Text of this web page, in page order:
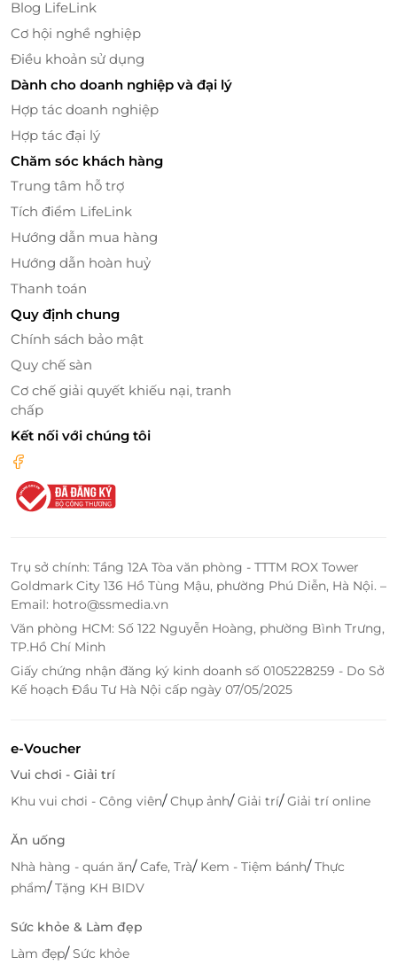
Phòng tắm đứng hiện đại, tiện nghi cùng hệ thống
vòi sen cao cấp giúp du khách thư giãn tuyệt đối,
xua tan mọi mệt mỏi. Tất cả được chăm chút tỉ mỉ để
mang đến trải nghiệm nghỉ dưỡng trọn vẹn và đẳng
cấp nhất.
Tiện ích ấn tượng – Đỉnh cao của nghỉ dưỡng 4
sao
Làkhách sạn 4 sao đầu tiên và cao nhất tại thị trấn
Bể bơi nước mặn bốn mùa đầu tiên và duy
nhất tại Mộc Châu
trong làn nước ấm áp, ngắm nhìn khung cảnh
núi rừng hùng vĩ qua những ô cửa kính trong
suốt.
Nhà hàng Lá Chàm mang đến hành trình ẩm
Lobby Bar và Pha Luông Sky Bar
hoàn hảo để nhâm nhi ly cocktail mát lạnh, thả
hồn giữa không gian mây trời bảng lảng của cao
Mọi chi tiết – từ phong cách phục vụ chuyên nghiệp
đến không gian ấm cúng – đều được quản lý bởi
Viet Orient Hospitality
dịch vụ đạt chuẩn quốc tế.
Blog LifeLink
Cơ hội nghề nghiệp
Điều khoản sử dụng
Dành cho doanh nghiệp và đại lý
Hợp tác doanh nghiệp
Hợp tác đại lý
Chăm sóc khách hàng
Trung tâm hỗ trợ
Tích điểm LifeLink
Hướng dẫn mua hàng
Hướng dẫn hoàn huỷ
Thanh toán
Quy định chung
Chính sách bảo mật
Quy chế sàn
Cơ chế giải quyết khiếu nại, tranh
chấp
Kết nối với chúng tôi
Trụ sở chính: Tầng 12A Tòa văn phòng - TTTM ROX Tower
Goldmark City 136 Hồ Tùng Mậu, phường Phú Diễn, Hà Nội. –
Email: hotro@ssmedia.vn
Văn phòng HCM: Số 122 Nguyễn Hoàng, phường Bình Trưng,
TP.Hồ Chí Minh
Giấy chứng nhận đăng ký kinh doanh số 0105228259 - Do Sở
Kế hoạch Đầu Tư Hà Nội cấp ngày 07/05/2025
e-Voucher
Vui chơi - Giải trí
Khu vui chơi - Công viên/Chụp ảnh/Giải trí/Giải trí online
Ăn uống
Nhà hàng - quán ăn/Cafe, Trà/ Kem - Tiệm bánh/Thực
phẩm/Tặng KH BIDV
Sức khỏe & Làm đẹp
Làm đẹp/Sức khỏe